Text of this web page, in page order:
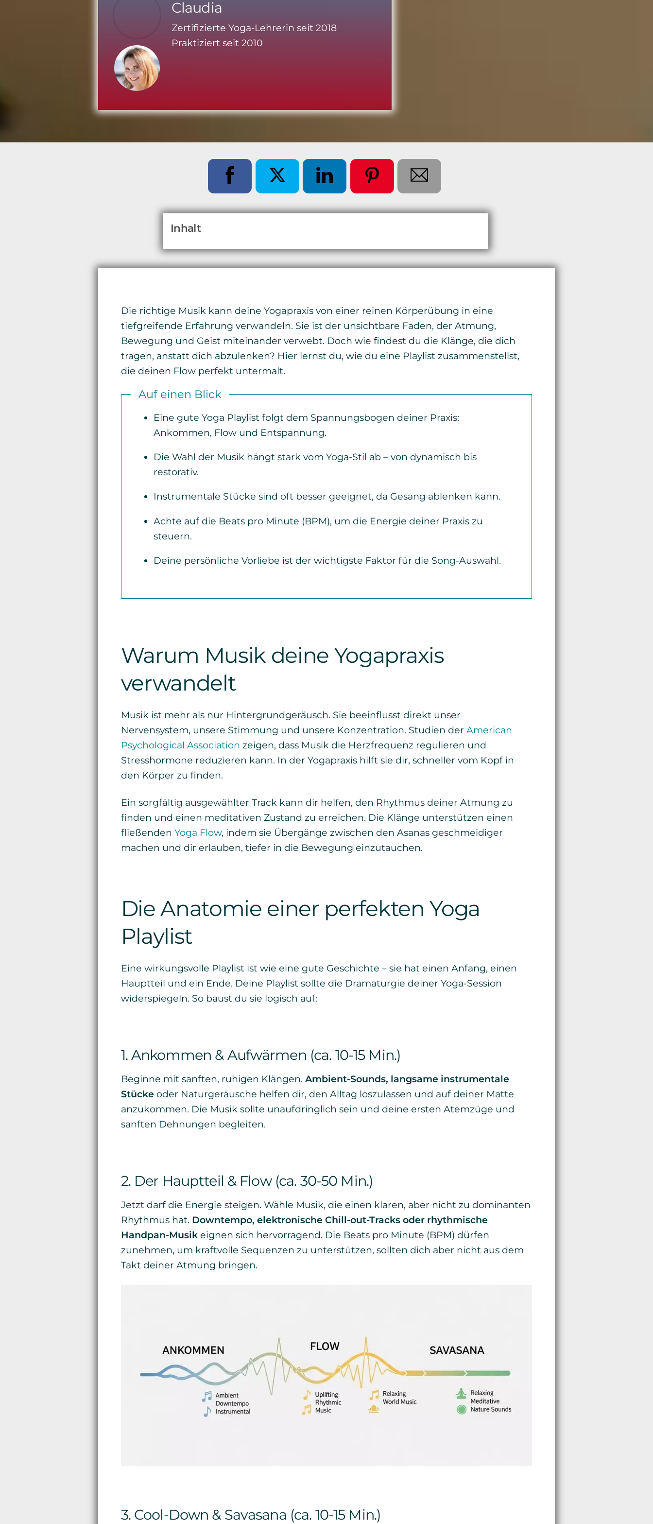
Claudia
Zertifizierte Yoga-Lehrerin seit 2018
Praktiziert seit 2010
Inhalt
Die richtige Musik kann deine Yogapraxis von einer reinen Körperübung in eine
tiefgreifende Erfahrung verwandeln. Sie ist der unsichtbare Faden, der Atmung,
Bewegung und Geist miteinander verwebt. Doch wie findest du die Klänge, die dich
tragen, anstatt dich abzulenken? Hier lernst du, wie du eine Playlist zusammenstellst,
die deinen Flow perfekt untermalt.
Auf einen Blick
Eine gute Yoga Playlist folgt dem Spannungsbogen deiner Praxis:
Ankommen, Flow und Entspannung.
Die Wahl der Musik hängt stark vom Yoga-Stil ab – von dynamisch bis
restorativ.
Instrumentale Stücke sind oft besser geeignet, da Gesang ablenken kann.
Achte auf die Beats pro Minute (BPM), um die Energie deiner Praxis zu
steuern.
Deine persönliche Vorliebe ist der wichtigste Faktor für die Song-Auswahl.
Warum Musik deine Yogapraxis
verwandelt
Musik ist mehr als nur Hintergrundgeräusch. Sie beeinflusst direkt unser
Nervensystem, unsere Stimmung und unsere Konzentration. Studien der American
Psychological Association zeigen, dass Musik die Herzfrequenz regulieren und
Stresshormone reduzieren kann. In der Yogapraxis hilft sie dir, schneller vom Kopf in
den Körper zu finden.
Ein sorgfältig ausgewählter Track kann dir helfen, den Rhythmus deiner Atmung zu
finden und einen meditativen Zustand zu erreichen. Die Klänge unterstützen einen
fließenden Yoga Flow, indem sie Übergänge zwischen den Asanas geschmeidiger
machen und dir erlauben, tiefer in die Bewegung einzutauchen.
Die Anatomie einer perfekten Yoga
Playlist
Eine wirkungsvolle Playlist ist wie eine gute Geschichte – sie hat einen Anfang, einen
Hauptteil und ein Ende. Deine Playlist sollte die Dramaturgie deiner Yoga-Session
widerspiegeln. So baust du sie logisch auf:
1. Ankommen & Aufwärmen (ca. 10-15 Min.)
Beginne mit sanften, ruhigen Klängen. Ambient-Sounds, langsame instrumentale
Stückeoder Naturgeräusche helfen dir, den Alltag loszulassen und auf deiner Matte
anzukommen. Die Musik sollte unaufdringlich sein und deine ersten Atemzüge und
sanften Dehnungen begleiten.
2. Der Hauptteil & Flow (ca. 30-50 Min.)
Jetzt darf die Energie steigen. Wähle Musik, die einen klaren, aber nicht zu dominanten
Rhythmus hat. Downtempo, elektronische Chill-out-Tracks oder rhythmische
Handpan-Musikeignen sich hervorragend. Die Beats pro Minute (BPM) dürfen
zunehmen, um kraftvolle Sequenzen zu unterstützen, sollten dich aber nicht aus dem
Takt deiner Atmung bringen.
3. Cool-Down & Savasana (ca. 10-15 Min.)